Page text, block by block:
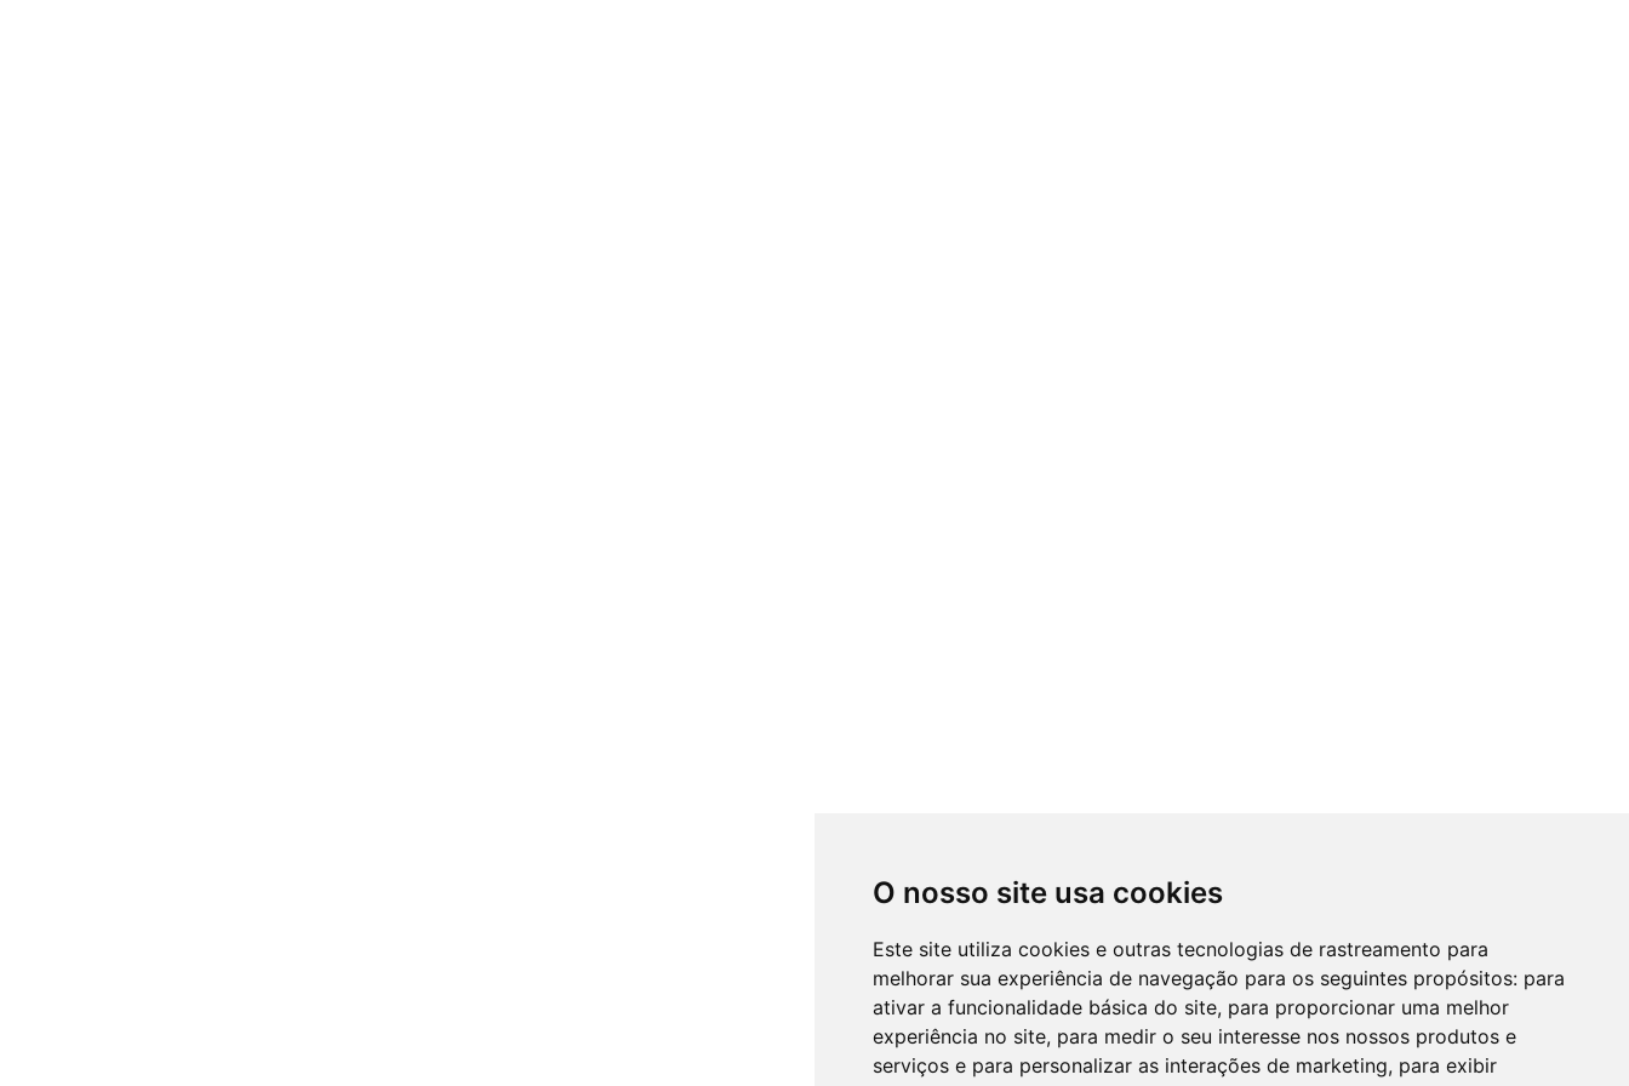
O nosso site usa cookies
Este site utiliza cookies e outras tecnologias de rastreamento para
melhorar sua experiência de navegação para os seguintes propósitos: para
ativar a funcionalidade básica do site, para proporcionar uma melhor
experiência no site, para medir o seu interesse nos nossos produtos e
serviços e para personalizar as interações de marketing, para exibir